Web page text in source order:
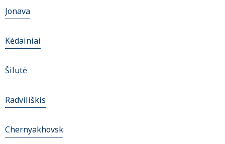
Jonava
Kėdainiai
Šilutė
Radviliškis
Chernyakhovsk